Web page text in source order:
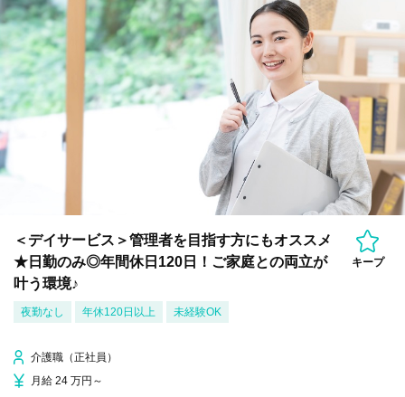
＜デイサービス＞管理者を目指す方にもオススメ
★日勤のみ◎年間休日120日！ご家庭との両立が
叶う環境♪
キープ
夜勤なし 年休120日以上 未経験OK
介護職（正社員）
月給 24 万円～